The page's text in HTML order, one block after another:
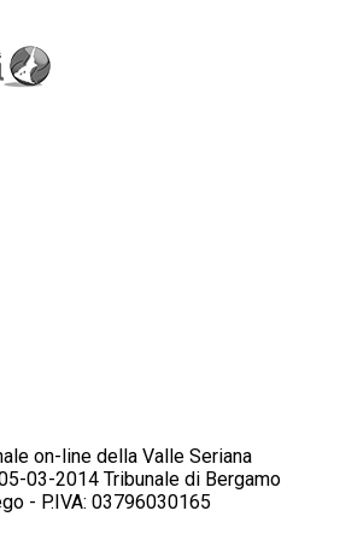
on-line della Valle Seriana
03-2014 Tribunale di Bergamo
- P.IVA: 03796030165